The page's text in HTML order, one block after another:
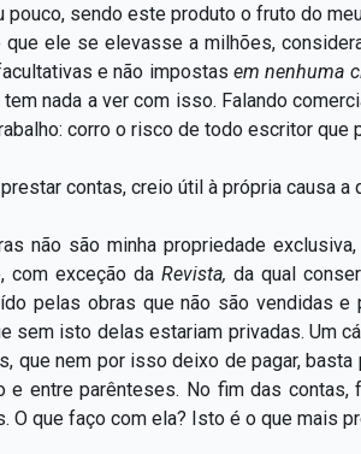
pouco, sendo este produto o fruto do
ele se elevasse a milhões,
e não impostas em nenhuma
nada a ver com isso. Falando
corro o risco de todo escritor que
contas, creio útil à própria causa
não são minha propriedade
com exceção da Revista, da qual
pelas obras que não são vendidas
sem isto delas estariam privadas. Um
que nem por isso deixo de pagar,
entre parênteses. No fim das contas,
O que faço com ela? Isto é o que mais